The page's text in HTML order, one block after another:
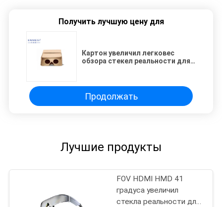
Получить лучшую цену для
Картон увеличил легковес
обзора стекел реальности для
Продолжать
Лучшие продукты
FOV HDMI HMD 41
градуса увеличил
стекла реальности для